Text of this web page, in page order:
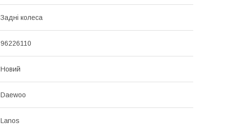
Задні колеса
96226110
Новий
Daewoo
Lanos